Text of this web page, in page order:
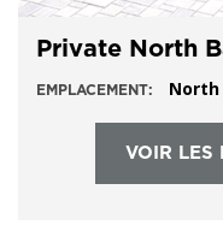
Private North
EMPLACEMENT: North
VOIR LES